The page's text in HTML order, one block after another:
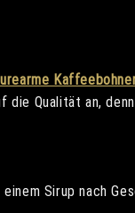
die Qualität an,
Sirup nach